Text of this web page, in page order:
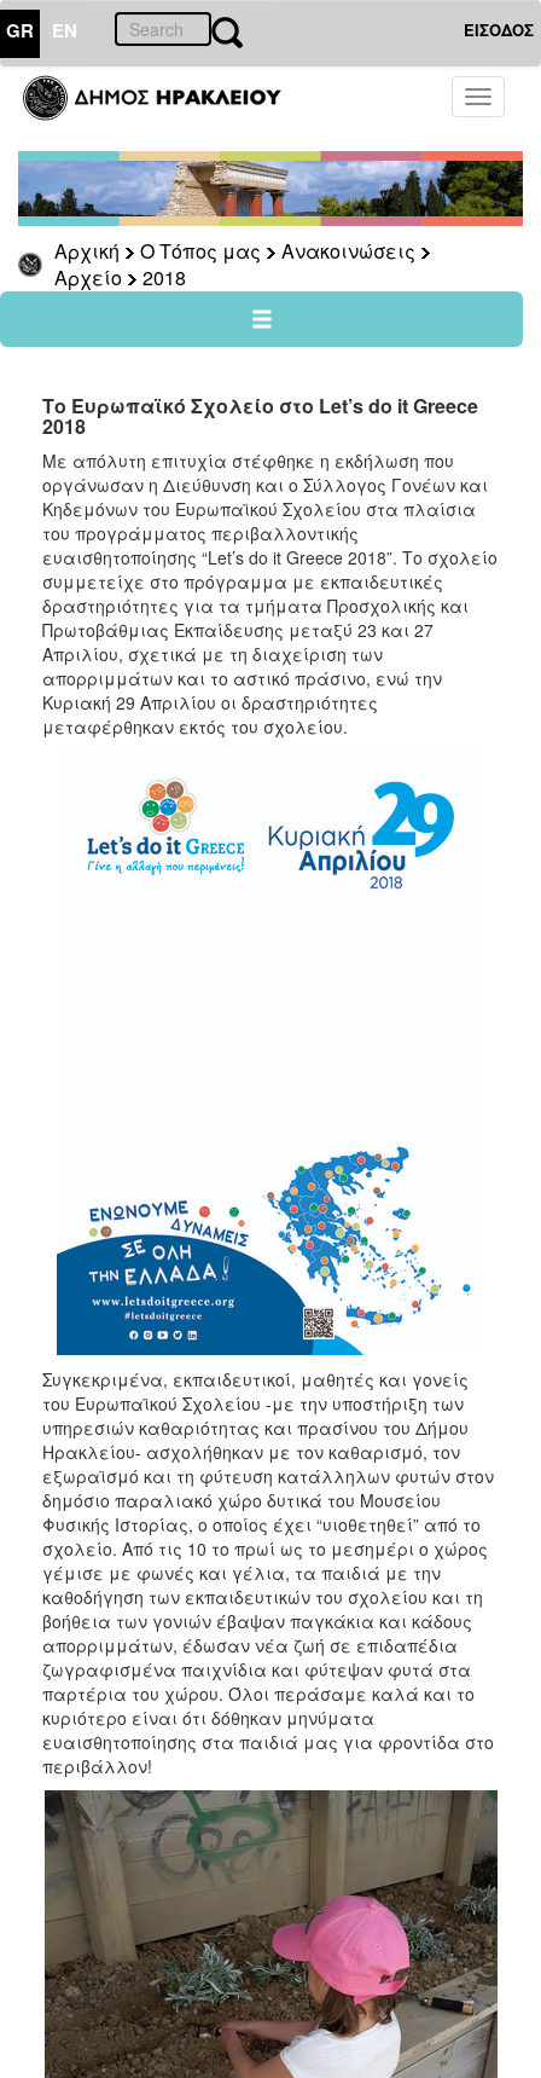
GR EN ΕΙΣΟΔΟΣ
Toggle
Αρχική Ο Τόπος μας
Ανακοινώσεις
Αρχείο
2018
ΤΟΠΟΣ
ΜΑΣ
Ανακοινώσεις
Αρχείο
2026
2025
2020
2019
2018
2017
2016
2015
2012
2011
Το Ευρωπαϊκό Σχολείο στο Let’s do it Greece
2018
Με απόλυτη επιτυχία στέφθηκε η εκδήλωση που
οργάνωσαν η Διεύθυνση και ο Σύλλογος Γονέων και
Κηδεμόνων του Ευρωπαϊκού Σχολείου στα πλαίσια
του προγράμματος περιβαλλοντικής
ευαισθητοποίησης “Let’s do it Greece 2018”. Το σχολείο
συμμετείχε στο πρόγραμμα με εκπαιδευτικές
δραστηριότητες για τα τμήματα Προσχολικής και
Πρωτοβάθμιας Εκπαίδευσης μεταξύ 23 και 27
Απριλίου, σχετικά με τη διαχείριση των
απορριμμάτων και το αστικό πράσινο, ενώ την
Κυριακή 29 Απριλίου οι δραστηριότητες
μεταφέρθηκαν εκτός του σχολείου.
Συγκεκριμένα, εκπαιδευτικοί, μαθητές και γονείς
του Ευρωπαϊκού Σχολείου -με την υποστήριξη των
υπηρεσιών καθαριότητας και πρασίνου του Δήμου
Ηρακλείου- ασχολήθηκαν με τον καθαρισμό, τον
εξωραϊσμό και τη φύτευση κατάλληλων φυτών στον
δημόσιο παραλιακό χώρο δυτικά του Μουσείου
Φυσικής Ιστορίας, ο οποίος έχει “υιοθετηθεί” από το
σχολείο. Από τις 10 το πρωί ως το μεσημέρι ο χώρος
γέμισε με φωνές και γέλια, τα παιδιά με την
καθοδήγηση των εκπαιδευτικών του σχολείου και τη
βοήθεια των γονιών έβαψαν παγκάκια και κάδους
απορριμμάτων, έδωσαν νέα ζωή σε επιδαπέδια
ζωγραφισμένα παιχνίδια και φύτεψαν φυτά στα
παρτέρια του χώρου. Όλοι περάσαμε καλά και το
κυριότερο είναι ότι δόθηκαν μηνύματα
ευαισθητοποίησης στα παιδιά μας για φροντίδα στο
περιβάλλον!